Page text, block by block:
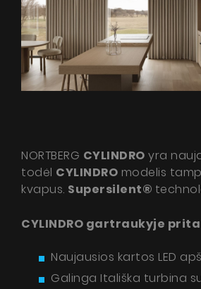
NORTBERG CYLINDRO yra
todėl CYLINDRO modelis
kvapus. Supersilent®
CYLINDRO gartraukyje
Naujausios kartos LED
Galinga Itališka turbina